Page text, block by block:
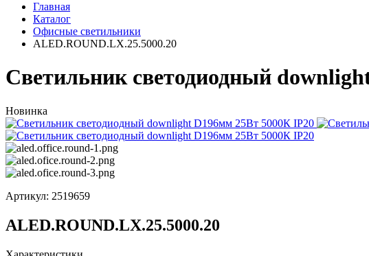
Главная
Каталог
Офисные светильники
ALED.ROUND.LX.25.5000.20
Cветильник светодиодный
Новинка
Артикул: 2519659
ALED.ROUND.LX.25.5000.20